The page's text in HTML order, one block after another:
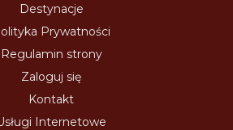
Destynacje
Prywatności
Regulamin strony
Zaloguj się
Kontakt
Internetowe